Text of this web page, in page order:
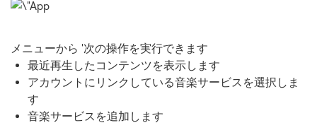
メニューから '次の操作を実行できます
最近再生したコンテンツを表示します
アカウントにリンクしている音楽サービスを選択しま
す
音楽サービスを追加します